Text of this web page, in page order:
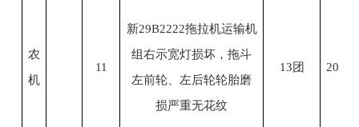
农
机
11
新29B2222拖拉机运输机
组右示宽灯损坏，拖斗
左前轮、左后轮轮胎磨
损严重无花纹
13团